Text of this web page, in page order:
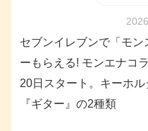
セブンイレブンで「モ
ーもらえる! モンエナコ
20日スタート。キーホル
『ギター』の2種類